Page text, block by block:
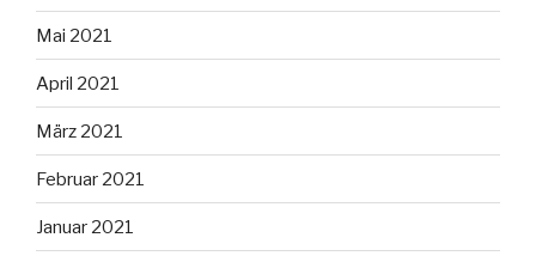
Mai 2021
April 2021
März 2021
Februar 2021
Januar 2021